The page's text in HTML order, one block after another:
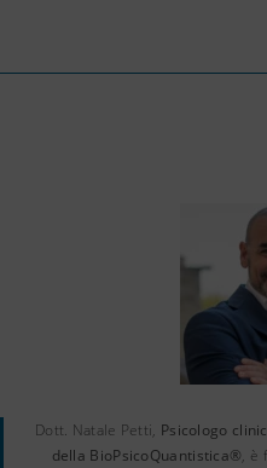
Dott. Natale Petti, Psicologo
della BioPsicoQuantistica®, è